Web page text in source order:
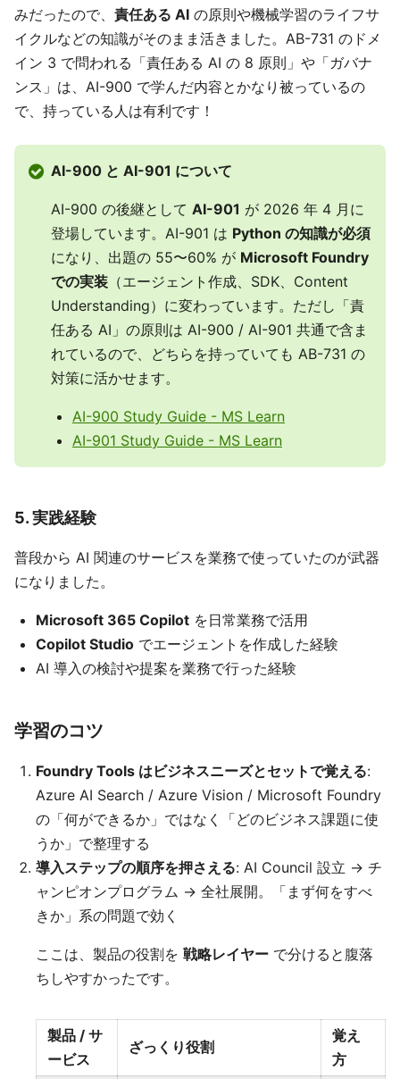
みだったので、 責任ある AI の原則や機械学習のライフサ
イクルなどの知識がそのまま活きました。AB-731 のドメ
イン 3 で問われる「責任ある AI の 8 原則」や「ガバナ
ンス」は、AI-900 で学んだ内容とかなり被っているの
で、持っている人は有利です！
AI-900 と AI-901 について
AI-900 の後継として AI-901 が 2026 年 4 月に
登場しています。AI-901 は Python の知識が必須
になり、出題の 55〜60% が Microsoft Foundry
での実装 （エージェント作成、SDK、Content
Understanding）に変わっています。ただし「責
任ある AI」の原則は AI-900 / AI-901 共通で含ま
れているので、どちらを持っていても AB-731 の
対策に活かせます。
AI-900 Study Guide - MS Learn
AI-901 Study Guide - MS Learn
5. 実践経験
普段から AI 関連のサービスを業務で使っていたのが武器
になりました。
Microsoft 365 Copilot を日常業務で活用
Copilot Studio でエージェントを作成した経験
AI 導入の検討や提案を業務で行った経験
学習のコツ
Foundry Tools はビジネスニーズとセットで覚える:
Azure AI Search / Azure Vision / Microsoft Foundry
の「何ができるか」ではなく「どのビジネス課題に使
うか」で整理する
導入ステップの順序を押さえる: AI Council 設立 → チ
ャンピオンプログラム → 全社展開。「まず何をすべ
きか」系の問題で効く
ここは、製品の役割を 戦略レイヤー で分けると腹落
ちしやすかったです。
製品 / サ
ービス
ざっくり役割
覚え
方